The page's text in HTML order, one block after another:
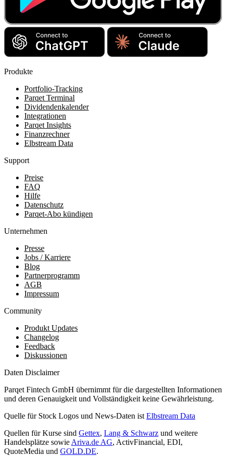
Produkte
Portfolio-Tracking
Parqet Terminal
Dividendenkalender
Integrationen
Parqet Insights
Finanzrechner
Elbstream Data
Support
Preise
FAQ
Hilfe
Datenschutz
Parqet-Abo kündigen
Unternehmen
Presse
Jobs / Karriere
Blog
Partnerprogramm
AGB
Impressum
Community
Produkt Updates
Changelog
Feedback
Diskussionen
Daten Disclaimer
Parqet Fintech GmbH übernimmt für die dargestellten Informationen
und deren Genauigkeit und Vollständigkeit keine Gewährleistung.
Quelle für Stock Logos und News-Daten ist Elbstream Data
Quellen für Kurse sind Gettex, Lang & Schwarz und weitere
Handelsplätze sowie Ariva.de AG, ActivFinancial, EDI,
QuoteMedia und GOLD.DE.